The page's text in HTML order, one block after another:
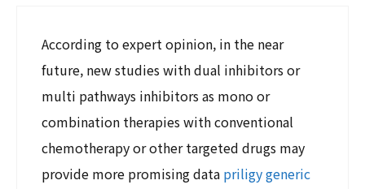
According to expert opinion, in the near
future, new studies with dual inhibitors or
multi pathways inhibitors as mono or
combination therapies with conventional
chemotherapy or other targeted drugs may
provide more promising data priligy generic